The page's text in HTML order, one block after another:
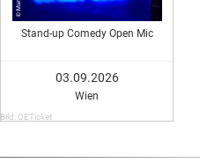
Stand-up Comedy Open Mic
03.09.2026
Wien
Bild: OETicket